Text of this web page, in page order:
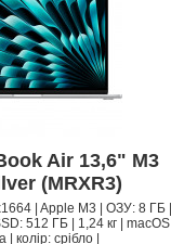
Air 13,6" M3
(MRXR3)
| Apple M3 | ОЗУ: 8 ГБ |
512 ГБ | 1,24 кг | macOS
| колір: срібло |